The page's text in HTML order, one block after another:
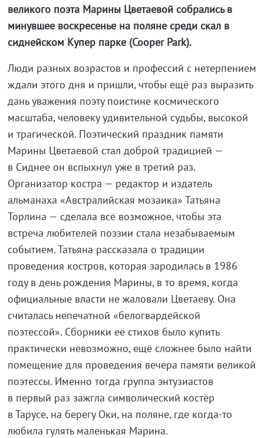
великого поэта Марины Цветаевой собрались в
минувшее воскресенье на поляне среди скал в
сиднейском Купер парке (Cooper Park).
Люди разных возрастов и профессий с нетерпением
ждали этого дня и пришли, чтобы ещё раз выразить
дань уважения поэту поистине космического
масштаба, человеку удивительной судьбы, высокой
и трагической. Поэтический праздник памяти
Марины Цветаевой стал доброй традицией —
в Сиднее он вспыхнул уже в третий раз.
Организатор костра — редактор и издатель
альманаха «Австралийская мозаика» Татьяна
Торлина — сделала всё возможное, чтобы эта
встреча любителей поэзии стала незабываемым
событием. Татьяна рассказала о традиции
проведения костров, которая зародилась в 1986
году в день рождения Марины, в то время, когда
официальные власти не жаловали Цветаеву. Она
считалась непечатной «белогвардейской
поэтессой». Сборники её стихов было купить
практически невозможно, ещё сложнее было найти
помещение для проведения вечера памяти великой
поэтессы. Именно тогда группа энтузиастов
в первый раз зажгла символический костёр
в Тарусе, на берегу Оки, на поляне, где когда-то
любила гулять маленькая Марина.